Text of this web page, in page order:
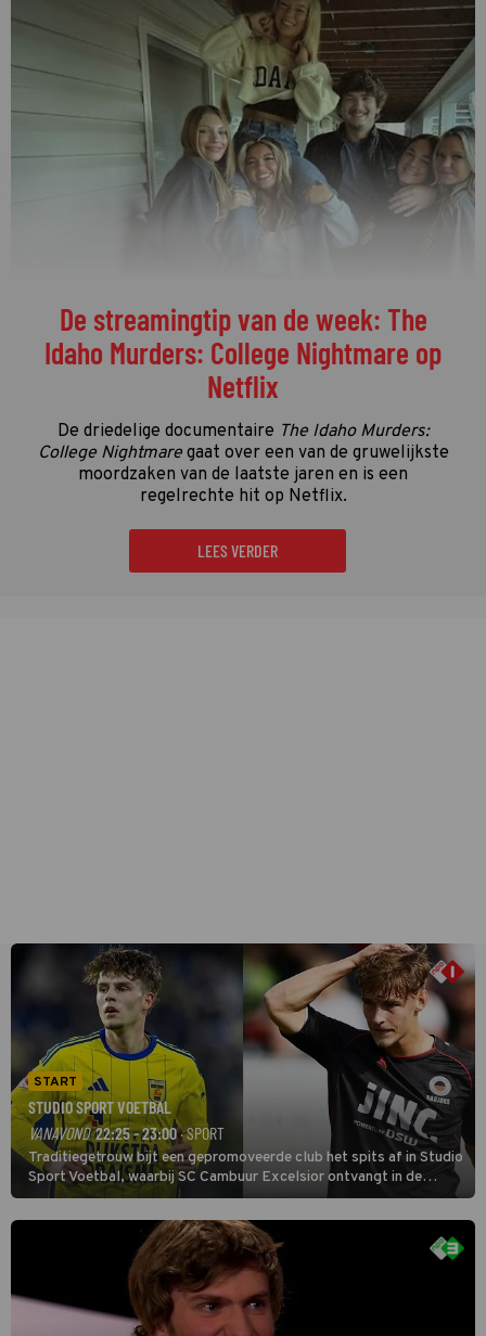
De streamingtip van de week: The
Idaho Murders: College Nightmare op
Netflix
De driedelige documentaire The Idaho Murders:
College Nightmaregaat over een van de gruwelijkste
moordzaken van de laatste jaren en is een
regelrechte hit op Netflix.
LEES VERDER
START
STUDIO SPORT VOETBAL
VANAVOND 22:25 - 23:00· SPORT
Traditiegetrouw bijt een gepromoveerde club het spits af in Studio
Sport Voetbal, waarbij SC Cambuur Excelsior ontvangt in de
eerste wedstrijd van het nieuwe Eredivisieseizoen. De nieuwe
oefenmeester is Johan Plat en hij wil aanvallend voetballen.